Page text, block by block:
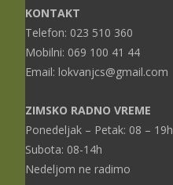
KONTAKT
Telefon: 023 510 360
Mobilni: 069 100 41 44
Email: lokvanjcs@gmail.com
ZIMSKO RADNO VREME
Ponedeljak – Petak: 08 – 19h
Subota: 08-14h
Nedeljom ne radimo